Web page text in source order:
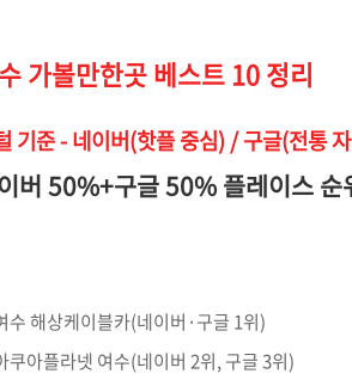
가볼만한곳 베스트 10 정리
기준 - 네이버(핫플 중심) / 구글(전통
버 50%+구글 50% 플레이스 순
수 해상케이블카(네이버·구글 1위)
쿠아플라넷 여수(네이버 2위, 구글 3위)